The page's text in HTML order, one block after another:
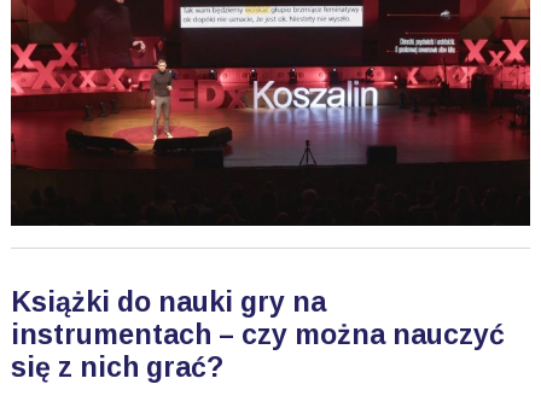
Książki do nauki gry na
instrumentach – czy można nauczyć
się z nich grać?